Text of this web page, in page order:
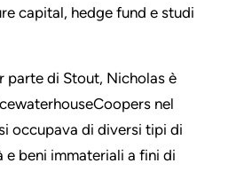
capital, hedge fund e studi
parte di Stout, Nicholas è
nel
occupava di diversi tipi di
beni immateriali a fini di